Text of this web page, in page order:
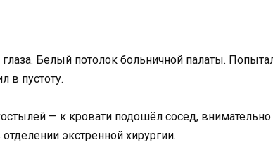
Белый потолок больничной палаты.
в пустоту.
— к кровати подошёл сосед, внимательно
экстренной хирургии.